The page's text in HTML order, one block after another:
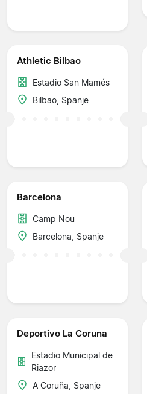
Athletic Bilbao
Estadio San Mamés
Bilbao, Spanje
Barcelona
Camp Nou
Barcelona, Spanje
Deportivo La Coruna
Estadio Municipal de
Riazor
A Coruña, Spanje